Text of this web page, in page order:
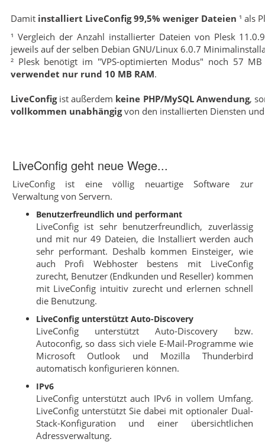
Damit installiert LiveConfig 99,5% weniger Dateien ¹ als
¹ Vergleich der Anzahl installierter Dateien von Plesk
jeweils auf der selben Debian GNU/Linux 6.0.7
² Plesk benötigt im "VPS-optimierten Modus" noch 57
verwendet nur rund 10 MB RAM.
LiveConfigist außerdem keine PHP/MySQL Anwendung,
vollkommen unabhängigvon den installierten Diensten
LiveConfig geht neue Wege...
LiveConfig ist eine völlig neuartige Software zur
Verwaltung von Servern.
Benutzerfreundlich und performant
LiveConfig ist sehr benutzerfreundlich, zuverlässig
und mit nur 49 Dateien, die Installiert werden auch
sehr performant. Deshalb kommen Einsteiger, wie
auch Profi Webhoster bestens mit LiveConfig
zurecht, Benutzer (Endkunden und Reseller) kommen
mit LiveConfig intuitiv zurecht und erlernen schnell
die Benutzung.
LiveConfig unterstützt Auto-Discovery
LiveConfig unterstützt Auto-Discovery bzw.
Autoconfig, so dass sich viele E-Mail-Programme wie
Microsoft Outlook und Mozilla Thunderbird
automatisch konfigurieren können.
IPv6
LiveConfig unterstützt auch IPv6 in vollem Umfang.
LiveConfig unterstützt Sie dabei mit optionaler Dual-
Stack-Konfiguration und einer übersichtlichen
Adressverwaltung.